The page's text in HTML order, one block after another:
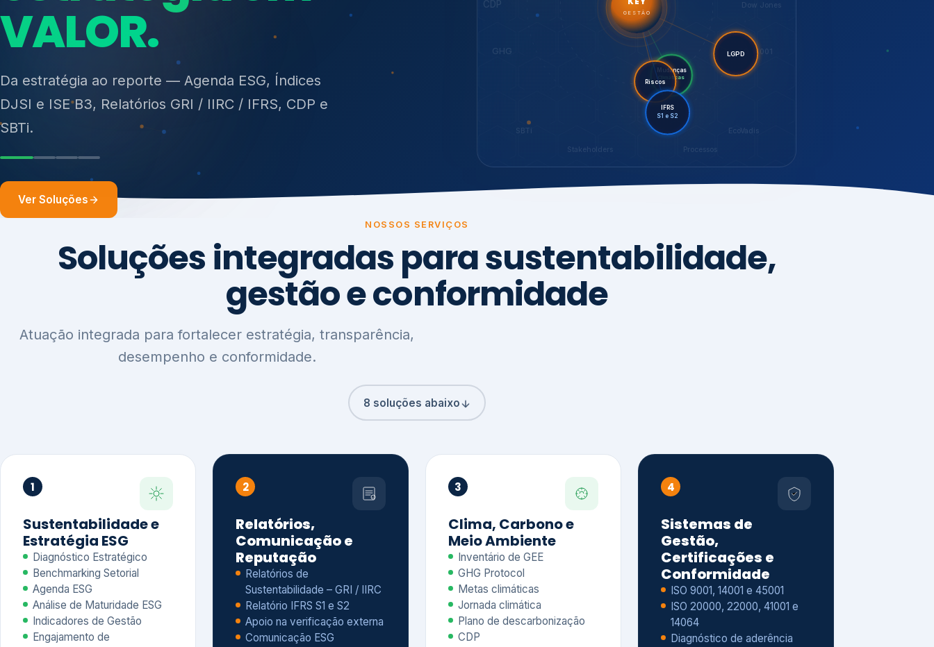
sólidos (PGRS/PMGRS).
Ver Soluções
Processos
EcoVadis
S1 e S2
Soluções integradas para sustentabilidade,
gestão e conformidade
Atuação integrada para fortalecer estratégia, transparência,
desempenho e conformidade.
Estratégia ESG
Benchmarking Setorial
Agenda ESG
Análise de Maturidade ESG
Indicadores de Gestão
Engajamento de
Stakeholders
Materialidade de Impacto
Materialidade Financeira
Dupla Materialidade
Comunicação e
Relatórios de
Sustentabilidade – GRI / IIRC
Relatório IFRS S1 e S2
Apoio na verificação externa
Comunicação ESG
Infográficos e materiais
visuais ESG
Meio Ambiente
GHG Protocol
Metas climáticas
Jornada climática
Plano de descarbonização
CDP
Riscos e oportunidades
climáticas
Relatórios climáticos
Créditos de carbono e
compensação
Gestão ambiental
Gestão,
Conformidade
ISO 9001, 14001 e 45001
ISO 20000, 22000, 41001 e
14064
Diagnóstico de aderência
normativa
Auditorias internas
Gestão de não
conformidades
Integração de sistemas de
gestão